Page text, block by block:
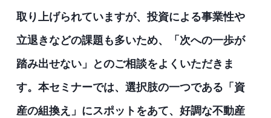
取り上げられていますが、投資による事業性や
立退きなどの課題も多いため、「次への一歩が
踏み出せない」とのご相談をよくいただきま
す。本セミナーでは、選択肢の一つである「資
産の組換え」にスポットをあて、好調な不動産